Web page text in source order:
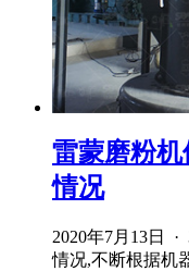
雷蒙磨粉机
情况
2020年7月13日
情况,不断根据机